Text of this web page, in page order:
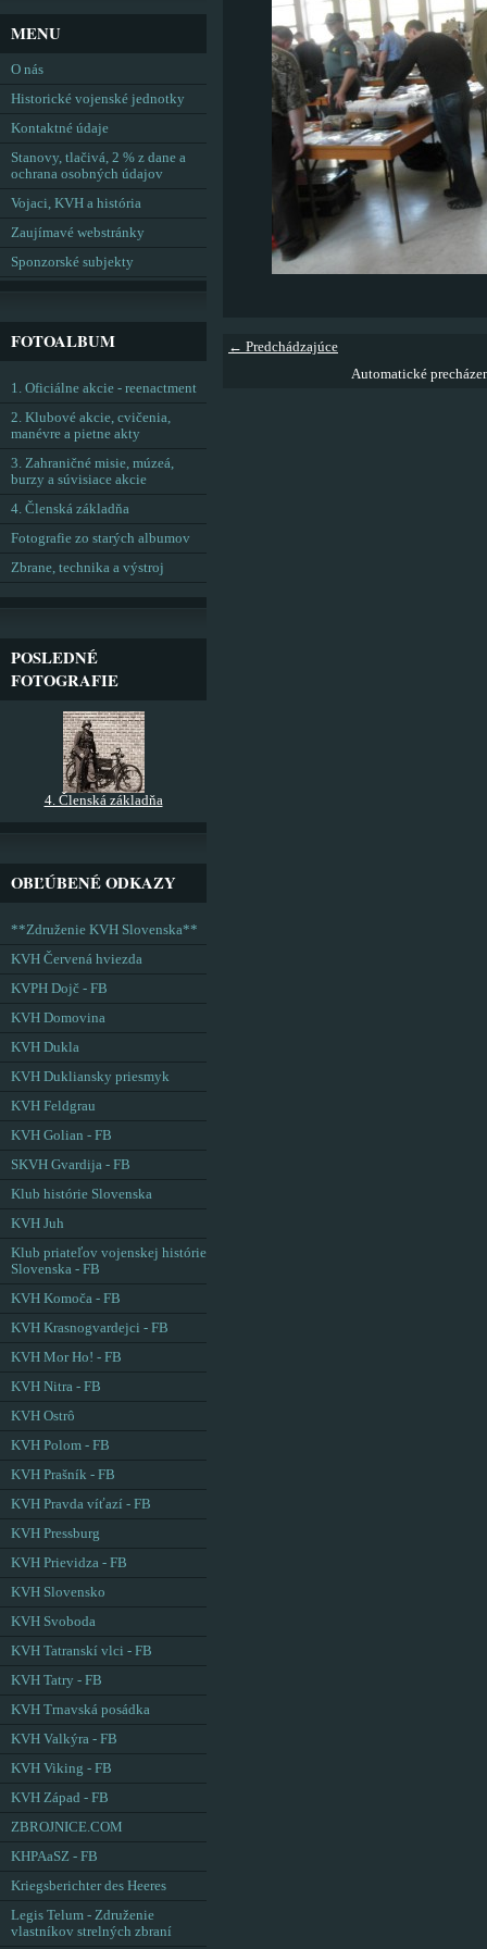
← Predchádzajúce
Automatické
MENU
O nás
Historické vojenské jednotky
Kontaktné údaje
Stanovy, tlačivá, 2 % z dane a
ochrana osobných údajov
Vojaci, KVH a história
Zaujímavé webstránky
Sponzorské subjekty
FOTOALBUM
1. Oficiálne akcie - reenactment
2. Klubové akcie, cvičenia,
manévre a pietne akty
3. Zahraničné misie, múzeá,
burzy a súvisiace akcie
4. Členská základňa
Fotografie zo starých albumov
Zbrane, technika a výstroj
POSLEDNÉ
FOTOGRAFIE
4. Členská základňa
OBĽÚBENÉ ODKAZY
**Združenie KVH Slovenska**
KVH Červená hviezda
KVPH Dojč - FB
KVH Domovina
KVH Dukla
KVH Dukliansky priesmyk
KVH Feldgrau
KVH Golian - FB
SKVH Gvardija - FB
Klub histórie Slovenska
KVH Juh
Klub priateľov vojenskej histórie
Slovenska - FB
KVH Komoča - FB
KVH Krasnogvardejci - FB
KVH Mor Ho! - FB
KVH Nitra - FB
KVH Ostrô
KVH Polom - FB
KVH Prašník - FB
KVH Pravda víťazí - FB
KVH Pressburg
KVH Prievidza - FB
KVH Slovensko
KVH Svoboda
KVH Tatranskí vlci - FB
KVH Tatry - FB
KVH Trnavská posádka
KVH Valkýra - FB
KVH Viking - FB
KVH Západ - FB
ZBROJNICE.COM
KHPAaSZ - FB
Kriegsberichter des Heeres
Legis Telum - Združenie
vlastníkov strelných zbraní